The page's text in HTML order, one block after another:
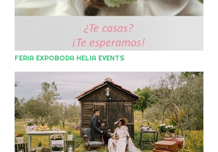
FERIA EXPOBODA HELIA EVENTS